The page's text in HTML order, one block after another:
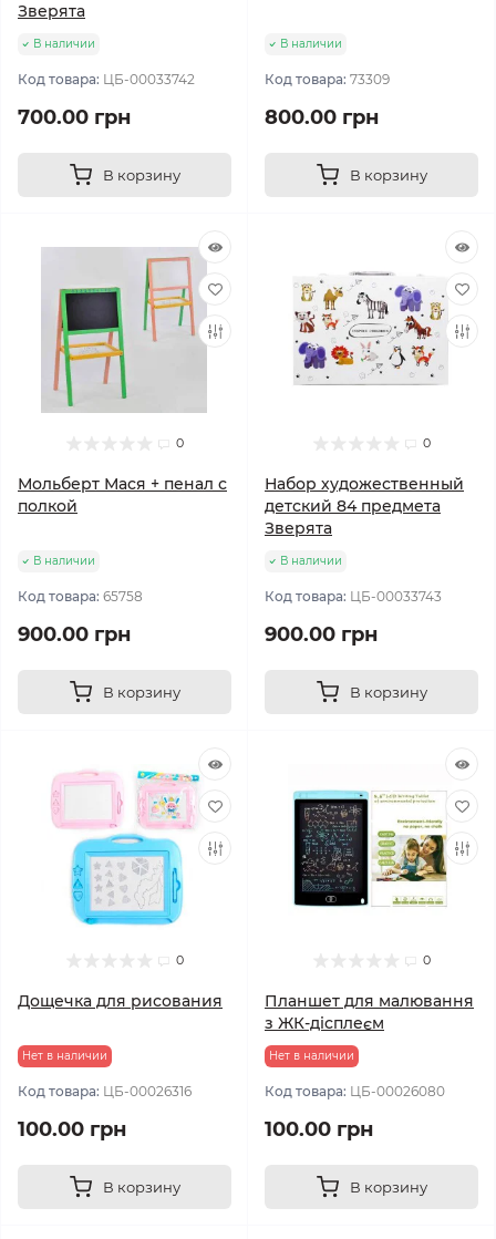
Зверята
В наличии
Код товара: ЦБ-00033742
700.00 грн
В корзину
В наличии
Код товара: 73309
800.00 грн
В корзину
0
Мольберт Мася + пенал с
полкой
В наличии
Код товара: 65758
900.00 грн
В корзину
0
Набор художественный
детский 84 предмета
Зверята
В наличии
Код товара: ЦБ-00033743
900.00 грн
В корзину
0
Дощечка для рисования
Нет в наличии
Код товара: ЦБ-00026316
100.00 грн
В корзину
0
Планшет для малювання
з ЖК-дісплеєм
Нет в наличии
Код товара: ЦБ-00026080
100.00 грн
В корзину